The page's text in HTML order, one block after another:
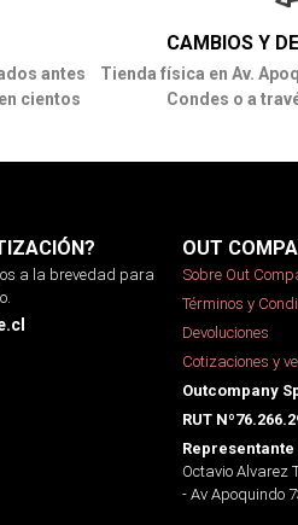
antes
cientos
CAMBIOS Y
Tienda física en Av.
Condes o a
a la brevedad para
OUT
Sobre Out
Términos y
Devoluciones
Cotizaciones y
Outcompany
RUT
Representante
Octavio Alvarez
- Av Apoquindo